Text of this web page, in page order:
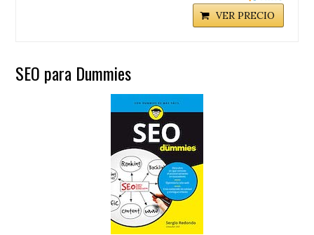
VER PRECIO
SEO para Dummies